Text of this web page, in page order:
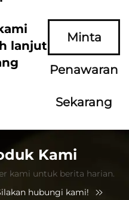
lanjut
Minta
Penawaran
Sekarang
Kami
kami untuk berita harian.
hubungi kami!